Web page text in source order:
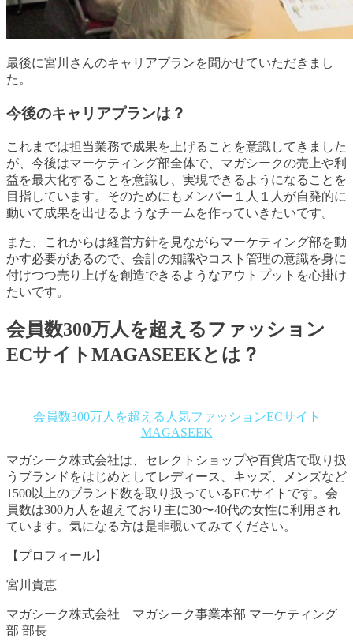
最後に宮川さんのキャリアプランを聞かせていただきまし
た。
今後のキャリアプランは？
これまでは担当業務で成果を上げることを意識してきました
が、今後はマーケティング部全体で、マガシークの売上や利
益を最大化することを意識し、実現できるようになることを
目指しています。そのためにもメンバー１人１人が自発的に
動いて成果を出せるようなチームを作っていきたいです。
また、これからは経営方針を見ながらマーケティング部を動
かす必要があるので、会計の知識やコスト管理の意識を身に
付けつつ売り上げを創造できるようなアウトプットを心掛け
たいです。
会員数300万人を超えるファッション
ECサイトMAGASEEKとは？
会員数300万人を超える人気ファッションECサイト
MAGASEEK
マガシーク株式会社は、セレクトショップや百貨店で取り扱
うブランドをはじめとしてレディース、キッズ、メンズなど
1500以上のブランド数を取り扱っているECサイトです。会
員数は300万人を超えており主に30〜40代の女性に利用され
ています。気になる方は是非覗いてみてください。
【プロフィール】
宮川貴恵
マガシーク株式会社 マガシーク事業本部 マーケティング
部 部長